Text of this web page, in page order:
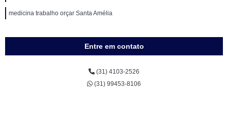
medicina trabalho orçar Santa Amélia
Entre em contato
(31) 4103-2526
(31) 99453-8106